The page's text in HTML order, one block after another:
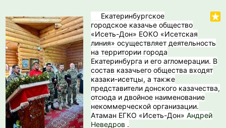
Екатеринбургское
городское казачье общество
«Исеть-Дон» ЕОКО «Исетская
линия» осуществляет деятельность
на территории города
Екатеринбурга и его агломерации. В
состав казачьего общества входят
казаки-исетцы, а также
представители донского казачества,
отсюда и двойное наименование
некоммерческой организации.
Атаман ЕГКО «Исеть-Дон»Андрей
Неведров .